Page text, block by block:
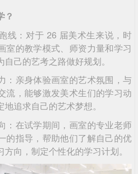
？
线：对于 26 届美术生来说，时
室的教学模式、师资力量和学习
己的艺考之路做好规划。
：亲身体验画室的艺术氛围，与
流，能够激发美术生们的学习动
追求自己的艺术梦想。
：在试学期间，画室的专业老师
的指导，帮助他们了解自己的优
向，制定个性化的学习计划。